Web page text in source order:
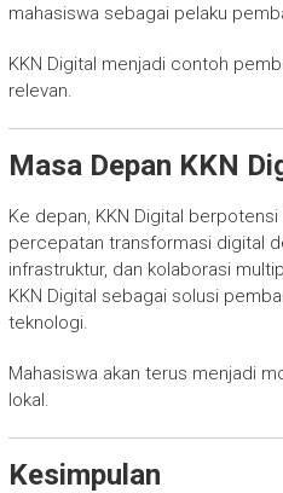
mahasiswa sebagai pelaku
KKN Digital menjadi contoh
relevan.
Masa Depan KKN
Ke depan, KKN Digital
percepatan transformasi digital
infrastruktur, dan kolaborasi
KKN Digital sebagai solusi
teknologi.
Mahasiswa akan terus menjadi
lokal.
Kesimpulan